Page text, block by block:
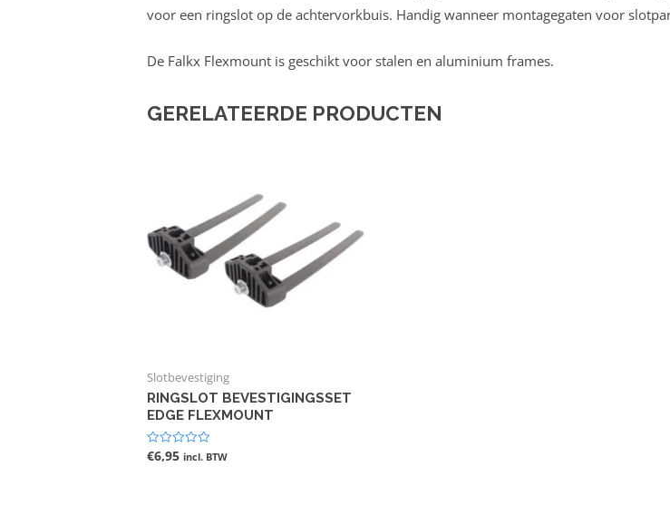
voor een ringslot op de achtervorkbuis. Handig wanneer montagegaten voor
De Falkx Flexmount is geschikt voor stalen en aluminium frames.
GERELATEERDE PRODUCTEN
Slotbevestiging
RINGSLOT BEVESTIGINGSSET
EDGE FLEXMOUNT
Gewaardeerd
0
€6,95 incl. BTW